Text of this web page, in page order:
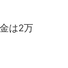
は2万